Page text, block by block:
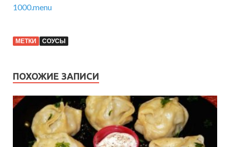
1000.menu
МЕТКИ СОУСЫ
ПОХОЖИЕ ЗАПИСИ